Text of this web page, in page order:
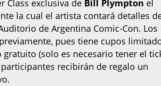
Class exclusiva de Bill Plympton el
la cual el artista contará detalles
de Argentina Comic-Con. Los
pues tiene cupos
gratuito (solo es necesario tener el
recibirán de regalo un